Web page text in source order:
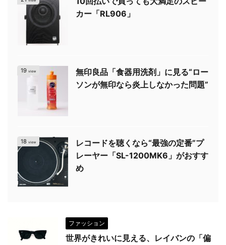
カー「RL906」
19 view
無印良品「食器用洗剤」に見る“ロー
ソンが無印なら炎上しなかった問題”
18 view
レコードを聴くなら“最強の定番”プ
レーヤー「SL-1200MK6」がおすす
め
ファッション
世界がきれいに見える、レイバンの「偏